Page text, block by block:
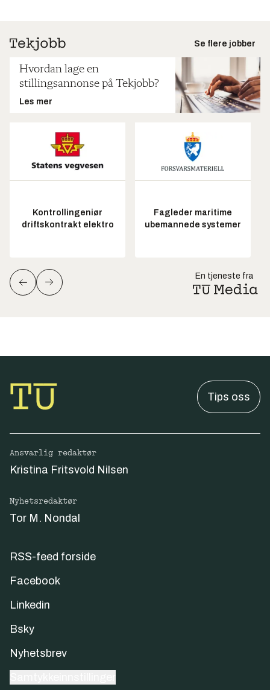
Se flere jobber
Hvordan lage en
stillingsannonse på Tekjobb?
Les mer
Kontrollingeniør
driftskontrakt elektro
Fagleder maritime
ubemannede systemer
En tjeneste fra
Tips oss
Ansvarlig redaktør
Kristina Fritsvold Nilsen
Nyhetsredaktør
Tor M. Nondal
RSS-feed forside
Facebook
Linkedin
Bsky
Nyhetsbrev